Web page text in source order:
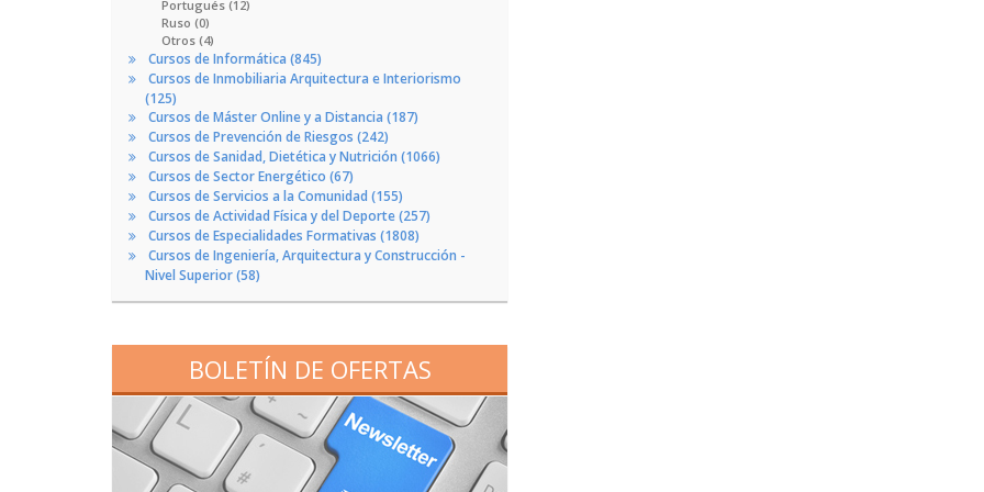
Portugués (12)
Ruso (0)
Otros (4)
Cursos de Informática (845)
Cursos de Inmobiliaria Arquitectura e Interiorismo
(125)
Cursos de Máster Online y a Distancia (187)
Cursos de Prevención de Riesgos (242)
Cursos de Sanidad, Dietética y Nutrición (1066)
Cursos de Sector Energético (67)
Cursos de Servicios a la Comunidad (155)
Cursos de Actividad Física y del Deporte (257)
Cursos de Especialidades Formativas (1808)
Cursos de Ingeniería, Arquitectura y Construcción -
Nivel Superior (58)
BOLETÍN DE OFERTAS